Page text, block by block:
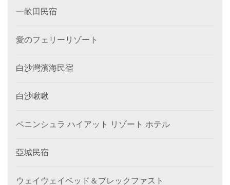
一畝田民宿
愛のフェリーリゾート
白沙灣濱海民宿
白沙啾啾
ペニンシュラ ハイアット リゾート ホテル
亞城民宿
ウェイウェイベッド＆ブレックファスト